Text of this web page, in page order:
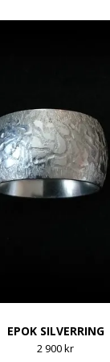
EPOK SILVERRING
2 900 kr